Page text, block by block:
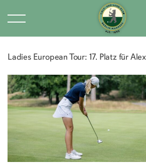
Ladies European Tour: 17. Platz für